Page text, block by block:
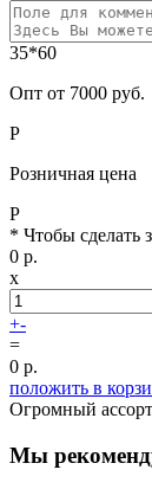
35*60
Опт от 7000 руб.
Р
Розничная цена
Р
* Чтобы сделать
0 р.
x
+-
=
0 р.
положить в
Огромный
Мы